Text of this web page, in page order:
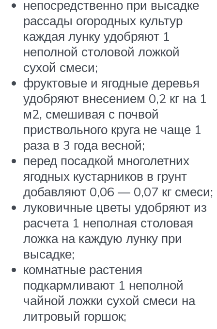
непосредственно при высадке
рассады огородных культур
каждая лунку удобряют 1
неполной столовой ложкой
сухой смеси;
фруктовые и ягодные деревья
удобряют внесением 0,2 кг на 1
м2, смешивая с почвой
приствольного круга не чаще 1
раза в 3 года весной;
перед посадкой многолетних
ягодных кустарников в грунт
добавляют 0,06 — 0,07 кг смеси;
луковичные цветы удобряют из
расчета 1 неполная столовая
ложка на каждую лунку при
высадке;
комнатные растения
подкармливают 1 неполной
чайной ложки сухой смеси на
литровый горшок;